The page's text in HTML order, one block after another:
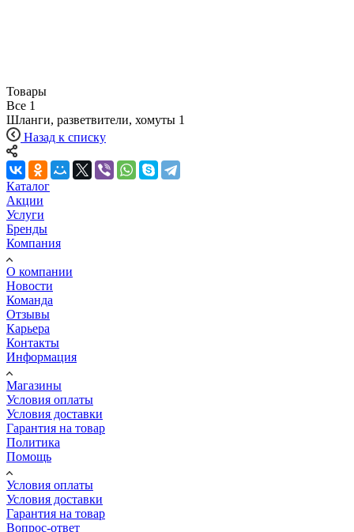
Товары
Все 1
Шланги, разветвители, хомуты 1
Назад к списку
Каталог
Акции
Услуги
Бренды
Компания
О компании
Новости
Команда
Отзывы
Карьера
Контакты
Информация
Магазины
Условия оплаты
Условия доставки
Гарантия на товар
Политика
Помощь
Условия оплаты
Условия доставки
Гарантия на товар
Вопрос-ответ